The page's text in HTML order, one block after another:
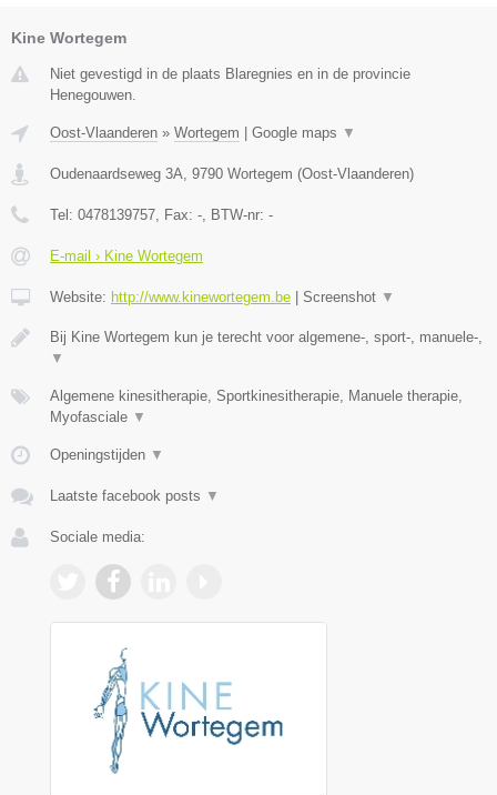
Kine Wortegem
Niet gevestigd in de plaats Blaregnies en in de provincie
Henegouwen.
Oost-Vlaanderen » Wortegem | Google maps ▼
Oudenaardseweg 3A 9790 Wortegem (Oost-Vlaanderen)
Tel: 0478139757 , Fax: - , BTW-nr: -
E-mail › Kine Wortegem
Website: http://www.kinewortegem.be | Screenshot ▼
Bij Kine Wortegem kun je terecht voor algemene-, sport-, manuele-,
▼
Algemene kinesitherapie, Sportkinesitherapie, Manuele therapie,
Myofasciale ▼
Openingstijden ▼
Laatste facebook posts ▼
Sociale media: